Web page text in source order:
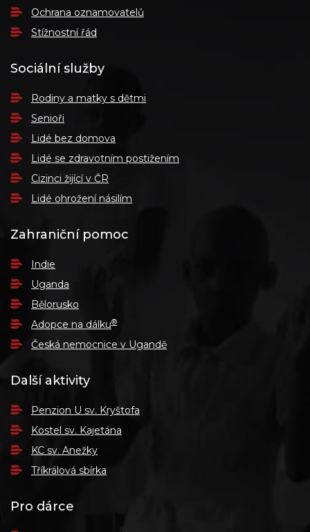
Ochrana oznamovatelů
Stížnostní řád
Sociální služby
Rodiny a matky s dětmi
Senioři
Lidé bez domova
Lidé se zdravotním postižením
Cizinci žijící v ČR
Lidé ohrožení násilím
Zahraniční pomoc
Indie
Uganda
Bělorusko
Adopce na dálku®
Česká nemocnice v Ugandě
Další aktivity
Penzion U sv. Kryštofa
Kostel sv. Kajetána
KC sv. Anežky
Tříkrálová sbírka
Pro dárce